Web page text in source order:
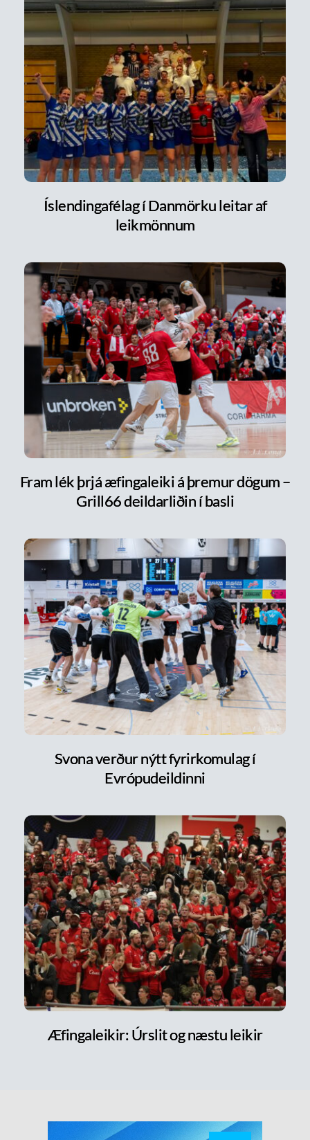
Íslendingafélag í Danmörku leitar af
leikmönnum
Fram lék þrjá æfingaleiki á þremur dögum –
Grill66 deildarliðin í basli
Svona verður nýtt fyrirkomulag í
Evrópudeildinni
Æfingaleikir: Úrslit og næstu leikir